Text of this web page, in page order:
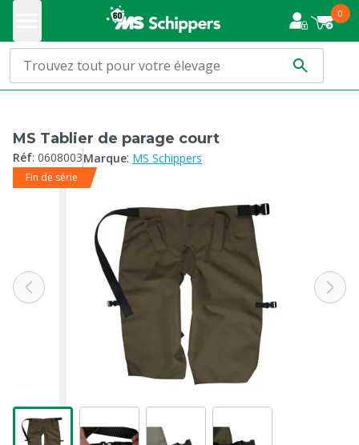
0
MS Tablier de parage court
Réf: 0608003Marque: MS Schippers
Fin de série